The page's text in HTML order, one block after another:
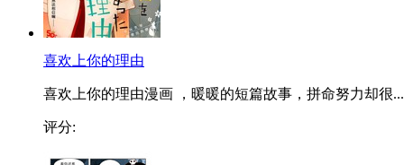
喜欢上你的理由
喜欢上你的理由漫画 ，暖暖的短篇故事，拼命努力却很...
评分: